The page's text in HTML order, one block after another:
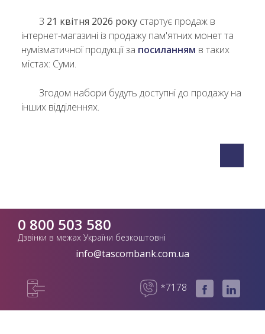
З 21 квітня 2026 року стартує продаж в
інтернет-магазині із продажу пам'ятних монет та
нумізматичної продукції за посиланням в таких
містах: Суми.
Згодом набори будуть доступні до продажу на
інших відділеннях.
0 800 503 580
Дзвінки в межах України безкоштовні
info@tascombank.com.ua
*7178